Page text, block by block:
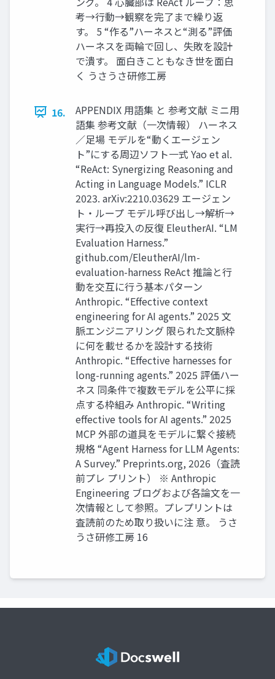
考→行動→観察を完了まで繰り返
す。 5 “作る”ハーネスと“測る”評価
ハーネスを両輪で回し、失敗を設計
で潰す。 面白きこともなき世を面白
く うさうさ研修工房
16.
APPENDIX 用語集 と 参考文献 ミニ用
語集 参考文献（一次情報） ハーネス
／足場 モデルを“動くエージェン
ト”にする周辺ソフト一式 Yao et al.
“ReAct: Synergizing Reasoning and
Acting in Language Models.” ICLR
2023. arXiv:2210.03629 エージェン
ト・ループ モデル呼び出し→解析→
実行→再投入の反復 EleutherAI. “LM
Evaluation Harness.”
github.com/EleutherAI/lm-
evaluation-harness ReAct 推論と行
動を交互に行う基本パターン
Anthropic. “Eﬀective context
engineering for AI agents.” 2025 文
脈エンジニアリング 限られた文脈枠
に何を載せるかを設計する技術
Anthropic. “Eﬀective harnesses for
long-running agents.” 2025 評価ハー
ネス 同条件で複数モデルを公平に採
点する枠組み Anthropic. “Writing
eﬀective tools for AI agents.” 2025
MCP 外部の道具をモデルに繋ぐ接続
規格 “Agent Harness for LLM Agents:
A Survey.” Preprints.org, 2026（査読
前プレ プリント） ※ Anthropic
Engineering ブログおよび各論文を一
次情報として参照。プレプリントは
査読前のため取り扱いに注 意。 うさ
うさ研修工房 16